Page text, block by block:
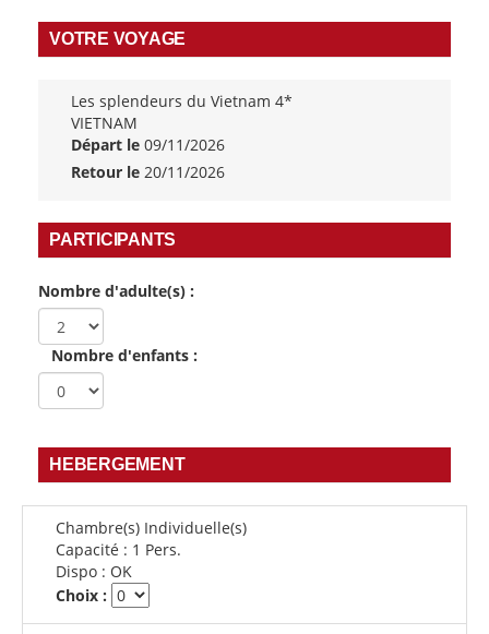
VOTRE VOYAGE
Les splendeurs du Vietnam 4*
VIETNAM
Départ le 09/11/2026
Retour le 20/11/2026
PARTICIPANTS
Nombre d'adulte(s) :
Nombre d'enfants :
HEBERGEMENT
Chambre(s) Individuelle(s)
Capacité : 1 Pers.
Dispo : OK
Choix :